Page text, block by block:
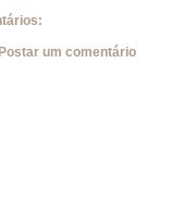
Postar um comentário